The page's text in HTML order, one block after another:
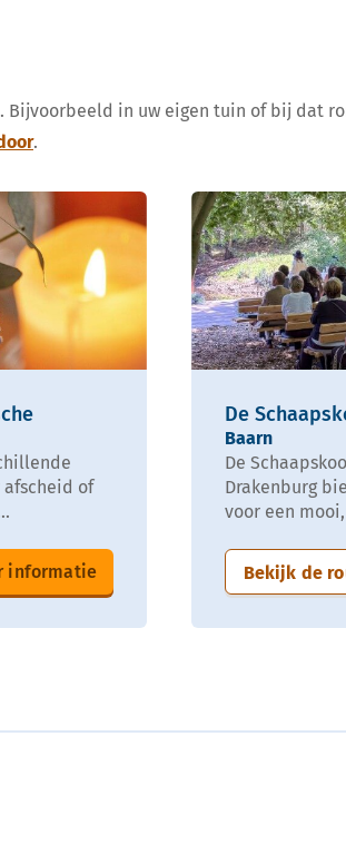
in uw eigen tuin of bij dat
.
of
informatie
De
Baarn
De
Drakenburg
voor een
Bekijk de